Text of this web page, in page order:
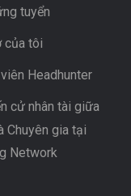
tuyển
của tôi
Headhunter
cử nhân tài giữa
Chuyên gia tại
Network